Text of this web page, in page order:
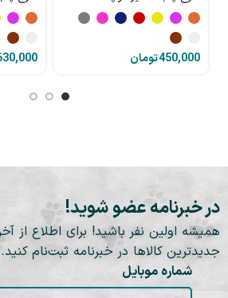
Perssa
تومان
Perssa
در خبرنامه عضو شوید!
همیشه اولین نفر باشید! برای اطلاع از
جدیدترین کالاها در خبرنامه ثبت‌نام کنید.
شماره موبایل